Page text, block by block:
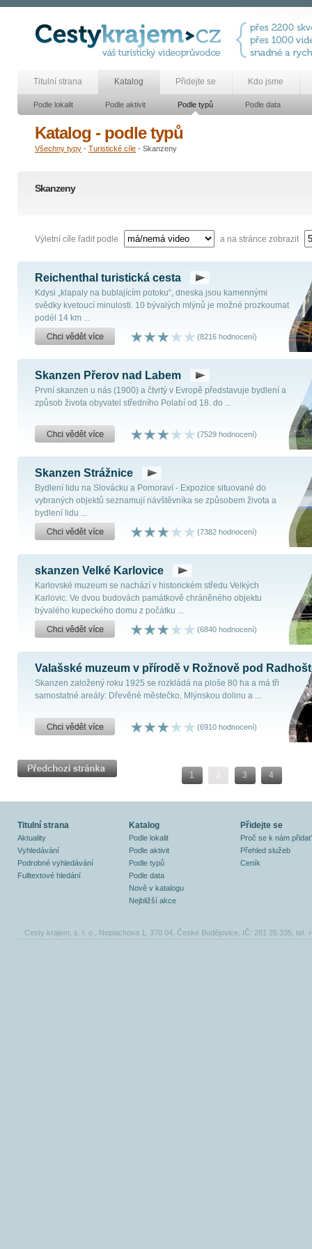
Titulní strana Katalog Přidejte se Kdo jsme
Podle lokalit Podle aktivit Podle typů Podle data
Katalog - podle typů
Všechny typy - Turistické cíle - Skanzeny
Skanzeny
Výletní cíle řadit podle a na stránce zobrazit
Reichenthal turistická cesta
Kdysi „klapaly na bublajícím potoku“, dneska jsou kamennými
svědky kvetoucí minulosti. 10 bývalých mlýnů je možné prozkoumat
podél 14 km ...
(8216 hodnocení)
Skanzen Přerov nad Labem
První skanzen u nás (1900) a čtvrtý v Evropě představuje bydlení a
způsob života obyvatel středního Polabí od 18. do ...
(7529 hodnocení)
Skanzen Strážnice
Bydlení lidu na Slovácku a Pomoraví - Expozice situované do
vybraných objektů seznamují návštěvníka se způsobem života a
bydlení lidu ...
(7382 hodnocení)
skanzen Velké Karlovice
Karlovské muzeum se nachází v historickém středu Velkých
Karlovic. Ve dvou budovách památkově chráněného objektu
bývalého kupeckého domu z počátku ...
(6840 hodnocení)
Valašské muzeum v přírodě v Rožnově pod
Skanzen založený roku 1925 se rozkládá na ploše 80 ha a má tři
samostatné areály: Dřevěné městečko, Mlýnskou dolinu a ...
(6910 hodnocení)
1 2 3 4
Titulní strana
Aktuality
Vyhledávání
Podrobné vyhledávání
Fulltextové hledání
Katalog
Podle lokalit
Podle aktivit
Podle typů
Podle data
Nově v katalogu
Nejbližší akce
Přidejte se
Proč se k nám
Přehled služeb
Ceník
Cesty krajem, s. r. o., Neplachova 1, 370 04, České Budějovice, IČ: 281 26 335, tel.